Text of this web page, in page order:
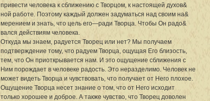
привести человека к сближению с Творцом, к настоящей духов&
ной работе. Поэтому каждый должен задуматься над своим на&
мерением и знать, что цель его—ради Творца. Чтобы Он радо&
вался действиям человека.
Откуда мы знаем, радуется Творец или нет? Мы получаем
подтверждение тому, что радуем Творца, ощущая Его близость,
тем, что Он приоткрывается нам. И это ощущение сближения с
Ним порождает в человеке радость. Это неразделимо. Человек не
может видеть Творца и чувствовать, что получает от Него плохое.
Ощущение Творца несет знание о том, что от Него исходит
только хорошее и доброе. А также чувство, что Творец доволен